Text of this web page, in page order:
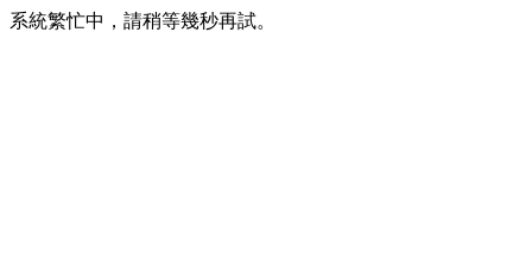
系統繁忙中，請稍等幾秒再試。